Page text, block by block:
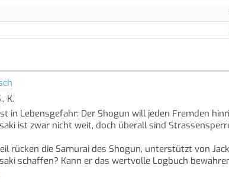
K.
in Lebensgefahr: Der Shogun will jeden Fremden
ist zwar nicht weit, doch überall sind
rücken die Samurai des Shogun, unterstützt von
schaffen? Kann er das wertvolle Logbuch
Buchhaus.ch, bearbeitet mit ChatGPT